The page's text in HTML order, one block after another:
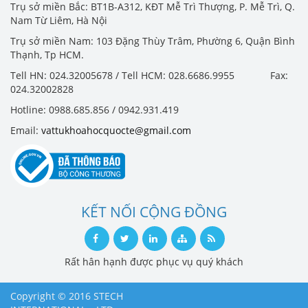
Trụ sở miền Bắc: BT1B-A312, KĐT Mễ Trì Thượng, P. Mễ Trì, Q.
Nam Từ Liêm, Hà Nội
Trụ sở miền Nam: 103 Đặng Thùy Trâm, Phường 6, Quận Bình
Thạnh, Tp HCM.
Tell HN: 024.32005678 / Tell HCM: 028.6686.9955 Fax:
024.32002828
Hotline: 0988.685.856 / 0942.931.419
Email: vattukhoahocquocte@gmail.com
KẾT NỐI CỘNG ĐỒNG
Rất hân hạnh được phục vụ quý khách
Copyright © 2016 STECH